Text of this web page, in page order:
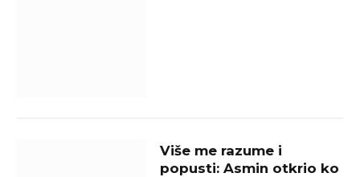
Više me razume i
popusti: Asmin otkrio ko